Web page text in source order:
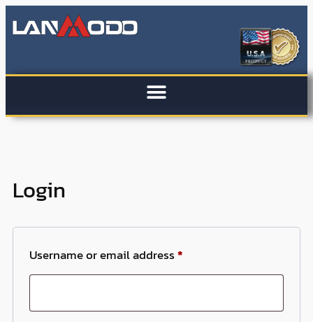
Login
Username or email address *